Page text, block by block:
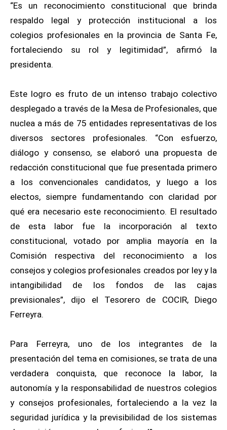
“Es un reconocimiento constitucional que brinda
respaldo legal y protección institucional a los
colegios profesionales en la provincia de Santa Fe,
fortaleciendo su rol y legitimidad”, afirmó la
presidenta.
Este logro es fruto de un intenso trabajo colectivo
desplegado a través de la Mesa de Profesionales, que
nuclea a más de 75 entidades representativas de los
diversos sectores profesionales. “Con esfuerzo,
diálogo y consenso, se elaboró una propuesta de
redacción constitucional que fue presentada primero
a los convencionales candidatos, y luego a los
electos, siempre fundamentando con claridad por
qué era necesario este reconocimiento. El resultado
de esta labor fue la incorporación al texto
constitucional, votado por amplia mayoría en la
Comisión respectiva del reconocimiento a los
consejos y colegios profesionales creados por ley y la
intangibilidad de los fondos de las cajas
previsionales”, dijo el Tesorero de COCIR, Diego
Ferreyra.
Para Ferreyra, uno de los integrantes de la
presentación del tema en comisiones, se trata de una
verdadera conquista, que reconoce la labor, la
autonomía y la responsabilidad de nuestros colegios
y consejos profesionales, fortaleciendo a la vez la
seguridad jurídica y la previsibilidad de los sistemas